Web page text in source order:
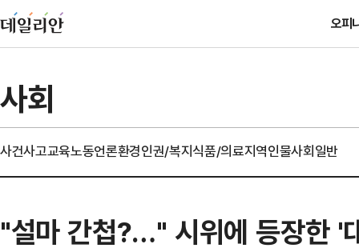
오피
사회
사건사고교육노동언론환경인권/복지식품/의료지역인물사회일반
"설마 간첩?…" 시위에 등장한 '